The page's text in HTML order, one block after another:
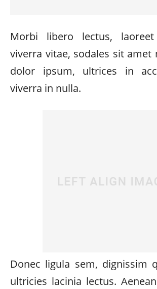
Morbi libero lectus, laoreet
viverra vitae, sodales sit amet
dolor ipsum, ultrices in
viverra in nulla.
Donec ligula sem, dignissim
ultricies lacinia lectus.